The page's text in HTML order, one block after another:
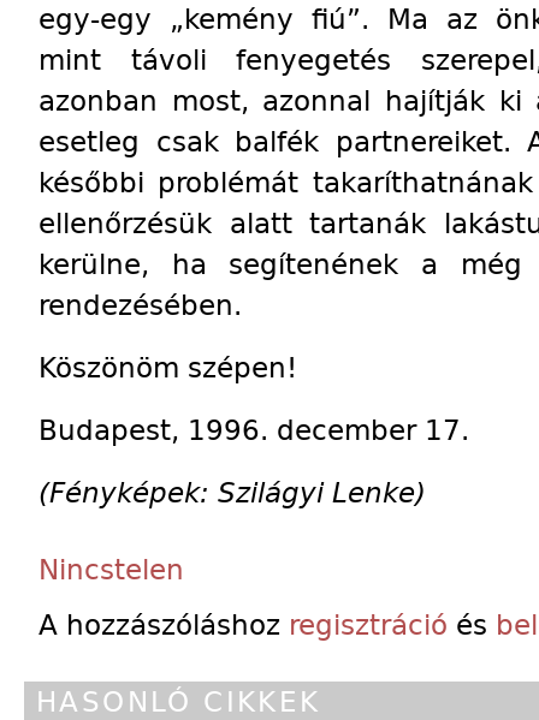
egy-egy „kemény fiú”. Ma az
mint távoli fenyegetés
azonban most, azonnal hajítják
esetleg csak balfék partnereiket.
későbbi problémát
ellenőrzésük alatt tartanák
kerülne, ha segítenének a még
rendezésében.
Köszönöm szépen!
Budapest, 1996. december 17.
(Fényképek: Szilágyi Lenke)
Nincstelen
A hozzászóláshoz regisztráció és
HASONLÓ CIKKEK